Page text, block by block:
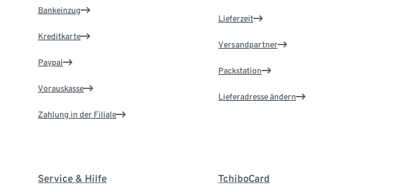
Bankeinzug
Kreditkarte
Paypal
Vorauskasse
Zahlung in der Filiale
Lieferzeit
Versandpartner
Packstation
Lieferadresse ändern
Service & Hilfe TchiboCard